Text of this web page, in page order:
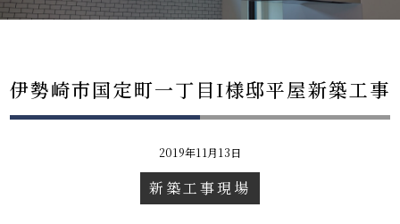
伊勢崎市国定町一丁目I様邸平屋新築工事
2019年11月13日
新築工事現場